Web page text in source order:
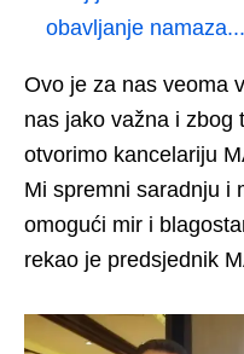
obavljanje namaza...
Ovo je za nas veoma
nas jako važna i zbog
otvorimo kancelariju
Mi spremni saradnju i
omogući mir i
rekao je predsjednik